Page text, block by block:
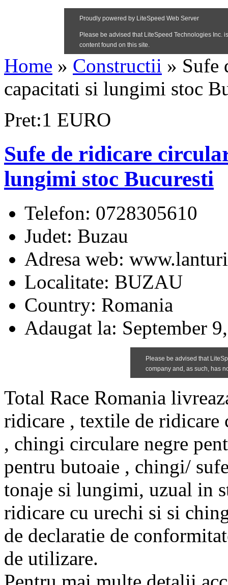
Home » Constructii » Sufe
capacitati si lungimi stoc
Pret:1 EURO
Sufe de ridicare
lungimi stoc Bucuresti
Telefon: 0728305610
Judet: Buzau
Adresa web:
Localitate: BUZAU
Country: Romania
Adaugat la: September
Total Race Romania
ridicare , textile de
, chingi circulare negre
pentru butoaie , chingi/
tonaje si lungimi, uzual in
ridicare cu urechi si si
de declaratie de
de utilizare.